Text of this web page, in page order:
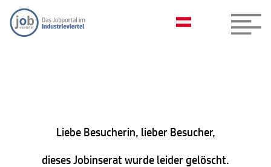
Liebe Besucherin, lieber Besucher,
dieses Jobinserat wurde leider gelöscht.